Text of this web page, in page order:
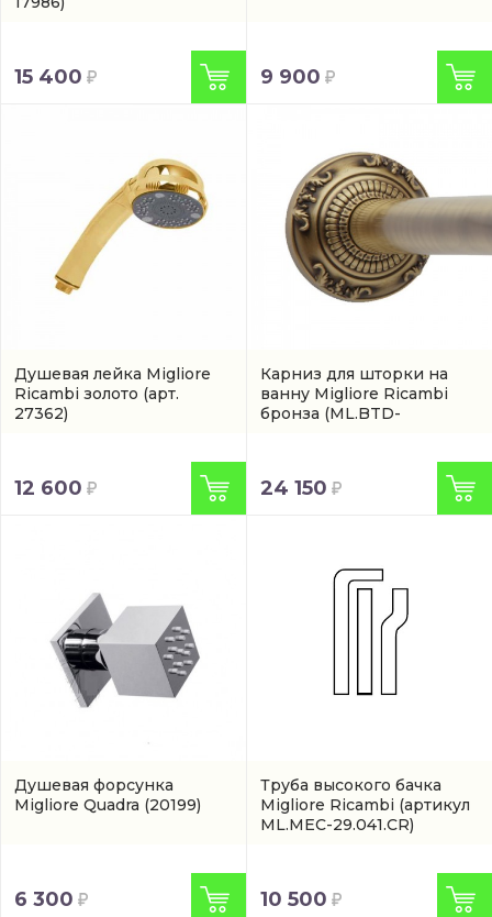
15 400 9 900
Душевая лейка Migliore
Ricambi золото (арт.
27362)
12 600
Карниз для шторки на
ванну Migliore Ricambi
бронза (ML.BTD-
24 150
Душевая форсунка
Migliore Quadra (20199)
6 300
Труба высокого бачка
Migliore Ricambi (артикул
ML.MEC-29.041.CR)
10 500